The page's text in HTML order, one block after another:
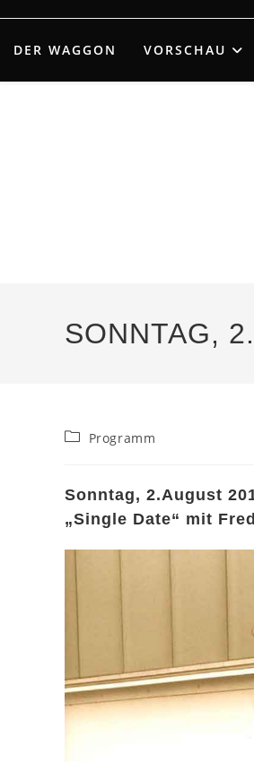
springen
DER WAGGON VORSCHAU
SONNTAG,
Beitrags-
Programm
Sonntag, 2.August
„Single Date“ mit